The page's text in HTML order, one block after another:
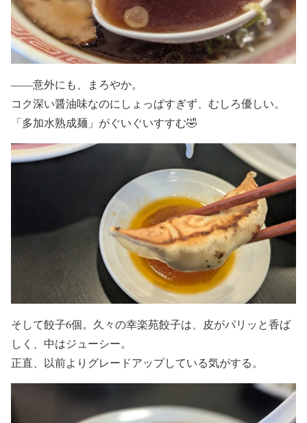
――意外にも、まろやか。
コク深い醤油味なのにしょっぱすぎず、むしろ優しい。
「多加水熟成麺」がぐいぐいすすむ🤣
そして餃子6個。久々の幸楽苑餃子は、皮がパリッと香ば
しく、中はジューシー。
正直、以前よりグレードアップしている気がする。